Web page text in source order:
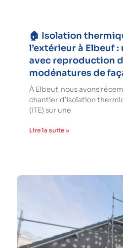
🏠 Isolation
l’extérieur à Elbeuf
avec reproduction
modénatures de
À Elbeuf, nous avons
chantier d’isolation
(ITE) sur une
Lire la suite »